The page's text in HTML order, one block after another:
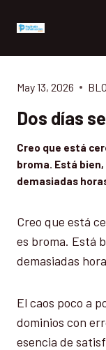
May 13, 2026
Dos días
Creo que está
broma. Está
demasiadas
Creo que está
es broma. Está
demasiadas
El caos poco a
dominios con
esencia de